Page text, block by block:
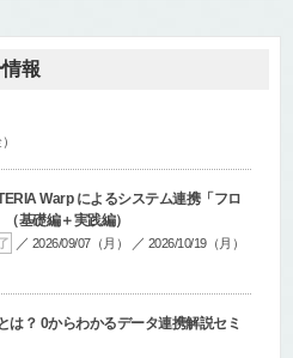
報
Warp によるシステム連携「フロ
（基礎編＋実践編）
／ 2026/09/07（月） ／ 2026/10/19（月）
は？ 0からわかるデータ連携解説セミ